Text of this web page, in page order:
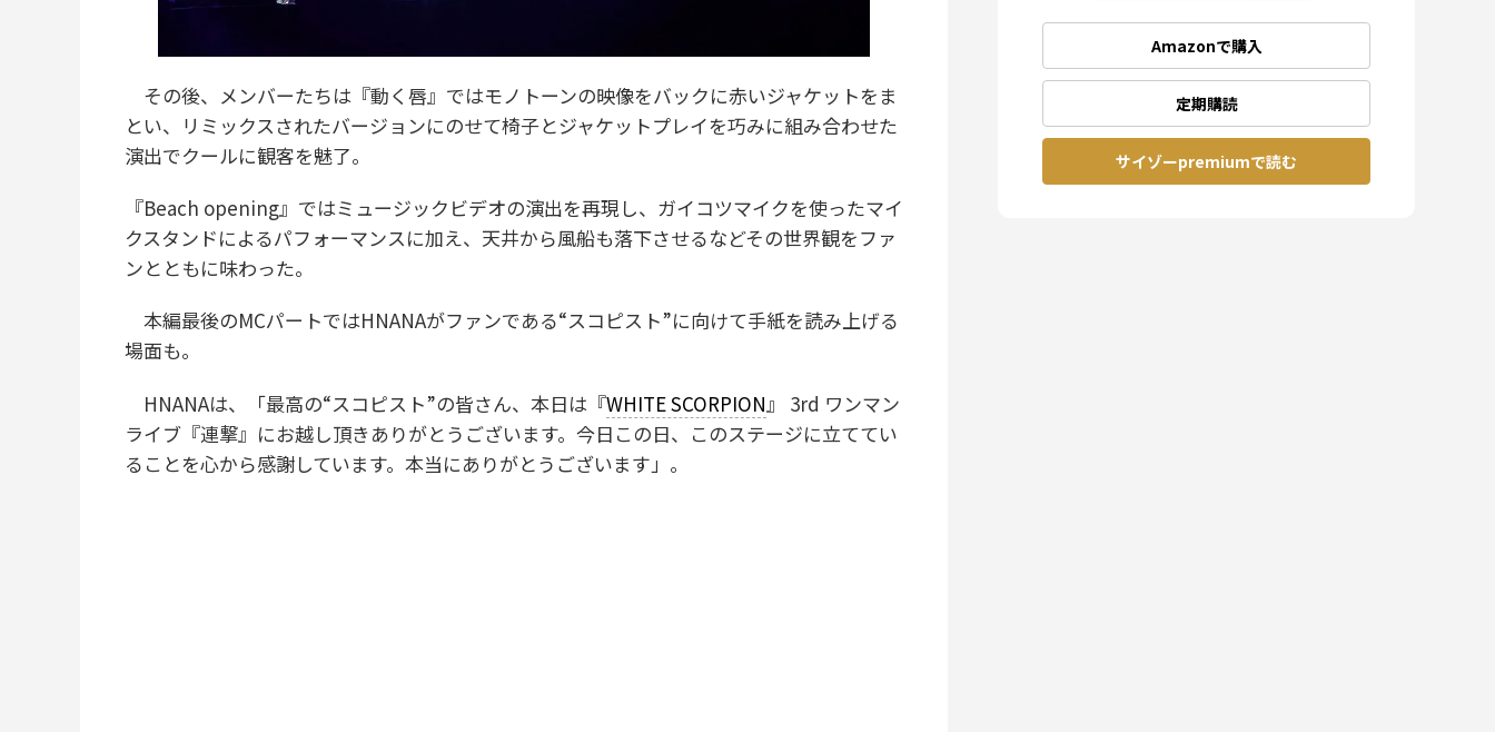
その後、メンバーたちは『動く唇』ではモノトーンの映像をバックに赤いジャケットをま
とい、リミックスされたバージョンにのせて椅子とジャケットプレイを巧みに組み合わせた
演出でクールに観客を魅了。
『Beach opening』ではミュージックビデオの演出を再現し、ガイコツマイクを使ったマイ
クスタンドによるパフォーマンスに加え、天井から風船も落下させるなどその世界観をファ
ンとともに味わった。
本編最後のMCパートではHNANAがファンである“スコピスト”に向けて手紙を読み上げる
場面も。
HNANAは、「最高の“スコピスト”の皆さん、本日は『WHITE SCORPION 』 3rd ワンマン
ライブ『連撃』にお越し頂きありがとうございます。今日この日、このステージに立ててい
ることを心から感謝しています。本当にありがとうございます」。
Amazonで購入
定期購読
サイゾーpremiumで読む